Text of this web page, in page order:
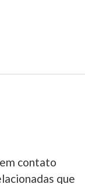
contato
que